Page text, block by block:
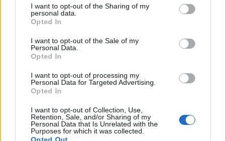
I want to opt-out of the Sharing of my
personal data.
Opted In
I want to opt-out of the Sale of my
Personal Data.
Opted In
I want to opt-out of processing my
Personal Data for Targeted Advertising.
Opted In
I want to opt-out of Collection, Use,
Retention, Sale, and/or Sharing of my
Personal Data that Is Unrelated with the
Purposes for which it was collected.
Opted Out